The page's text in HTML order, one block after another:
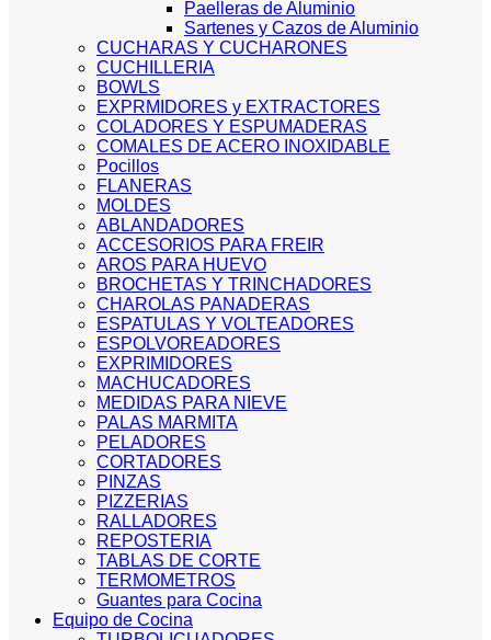
Paelleras de Aluminio
Sartenes y Cazos de Aluminio
CUCHARAS Y CUCHARONES
CUCHILLERIA
BOWLS
EXPRMIDORES y EXTRACTORES
COLADORES Y ESPUMADERAS
COMALES DE ACERO INOXIDABLE
Pocillos
FLANERAS
MOLDES
ABLANDADORES
ACCESORIOS PARA FREIR
AROS PARA HUEVO
BROCHETAS Y TRINCHADORES
CHAROLAS PANADERAS
ESPATULAS Y VOLTEADORES
ESPOLVOREADORES
EXPRIMIDORES
MACHUCADORES
MEDIDAS PARA NIEVE
PALAS MARMITA
PELADORES
CORTADORES
PINZAS
PIZZERIAS
RALLADORES
REPOSTERIA
TABLAS DE CORTE
TERMOMETROS
Guantes para Cocina
Equipo de Cocina